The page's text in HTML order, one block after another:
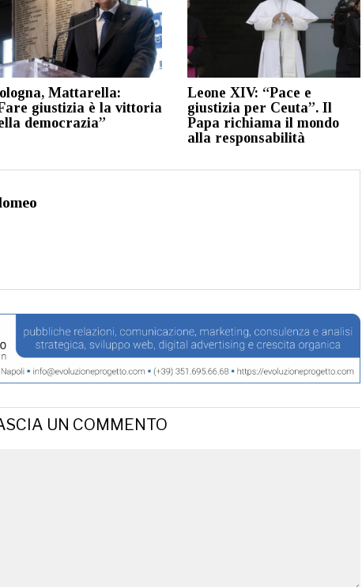
Mattarella:
giustizia è la vittoria
democrazia”
Leone XIV: “Pace e
giustizia per Ceuta”. Il
Papa richiama il mondo
alla responsabilità
UN COMMENTO